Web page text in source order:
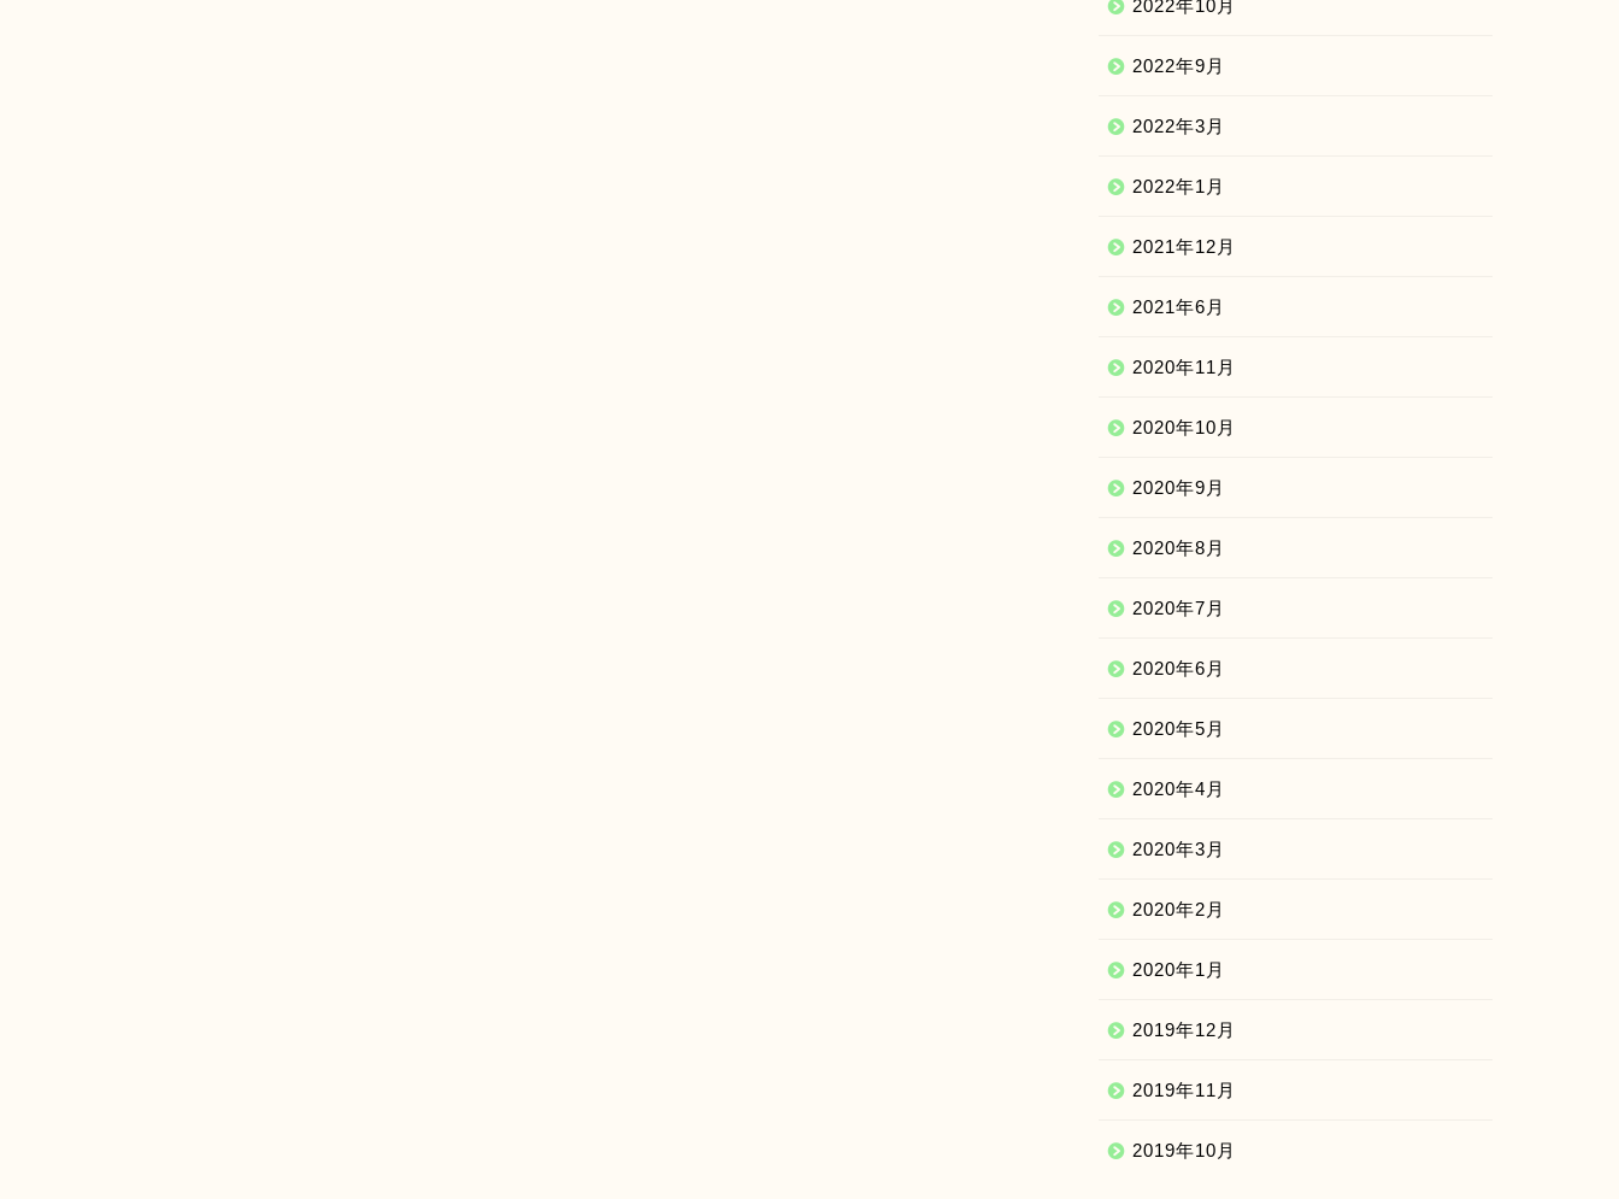
2022年10月
2022年9月
2022年3月
2022年1月
2021年12月
2021年6月
2020年11月
2020年10月
2020年9月
2020年8月
2020年7月
2020年6月
2020年5月
2020年4月
2020年3月
2020年2月
2020年1月
2019年12月
2019年11月
2019年10月